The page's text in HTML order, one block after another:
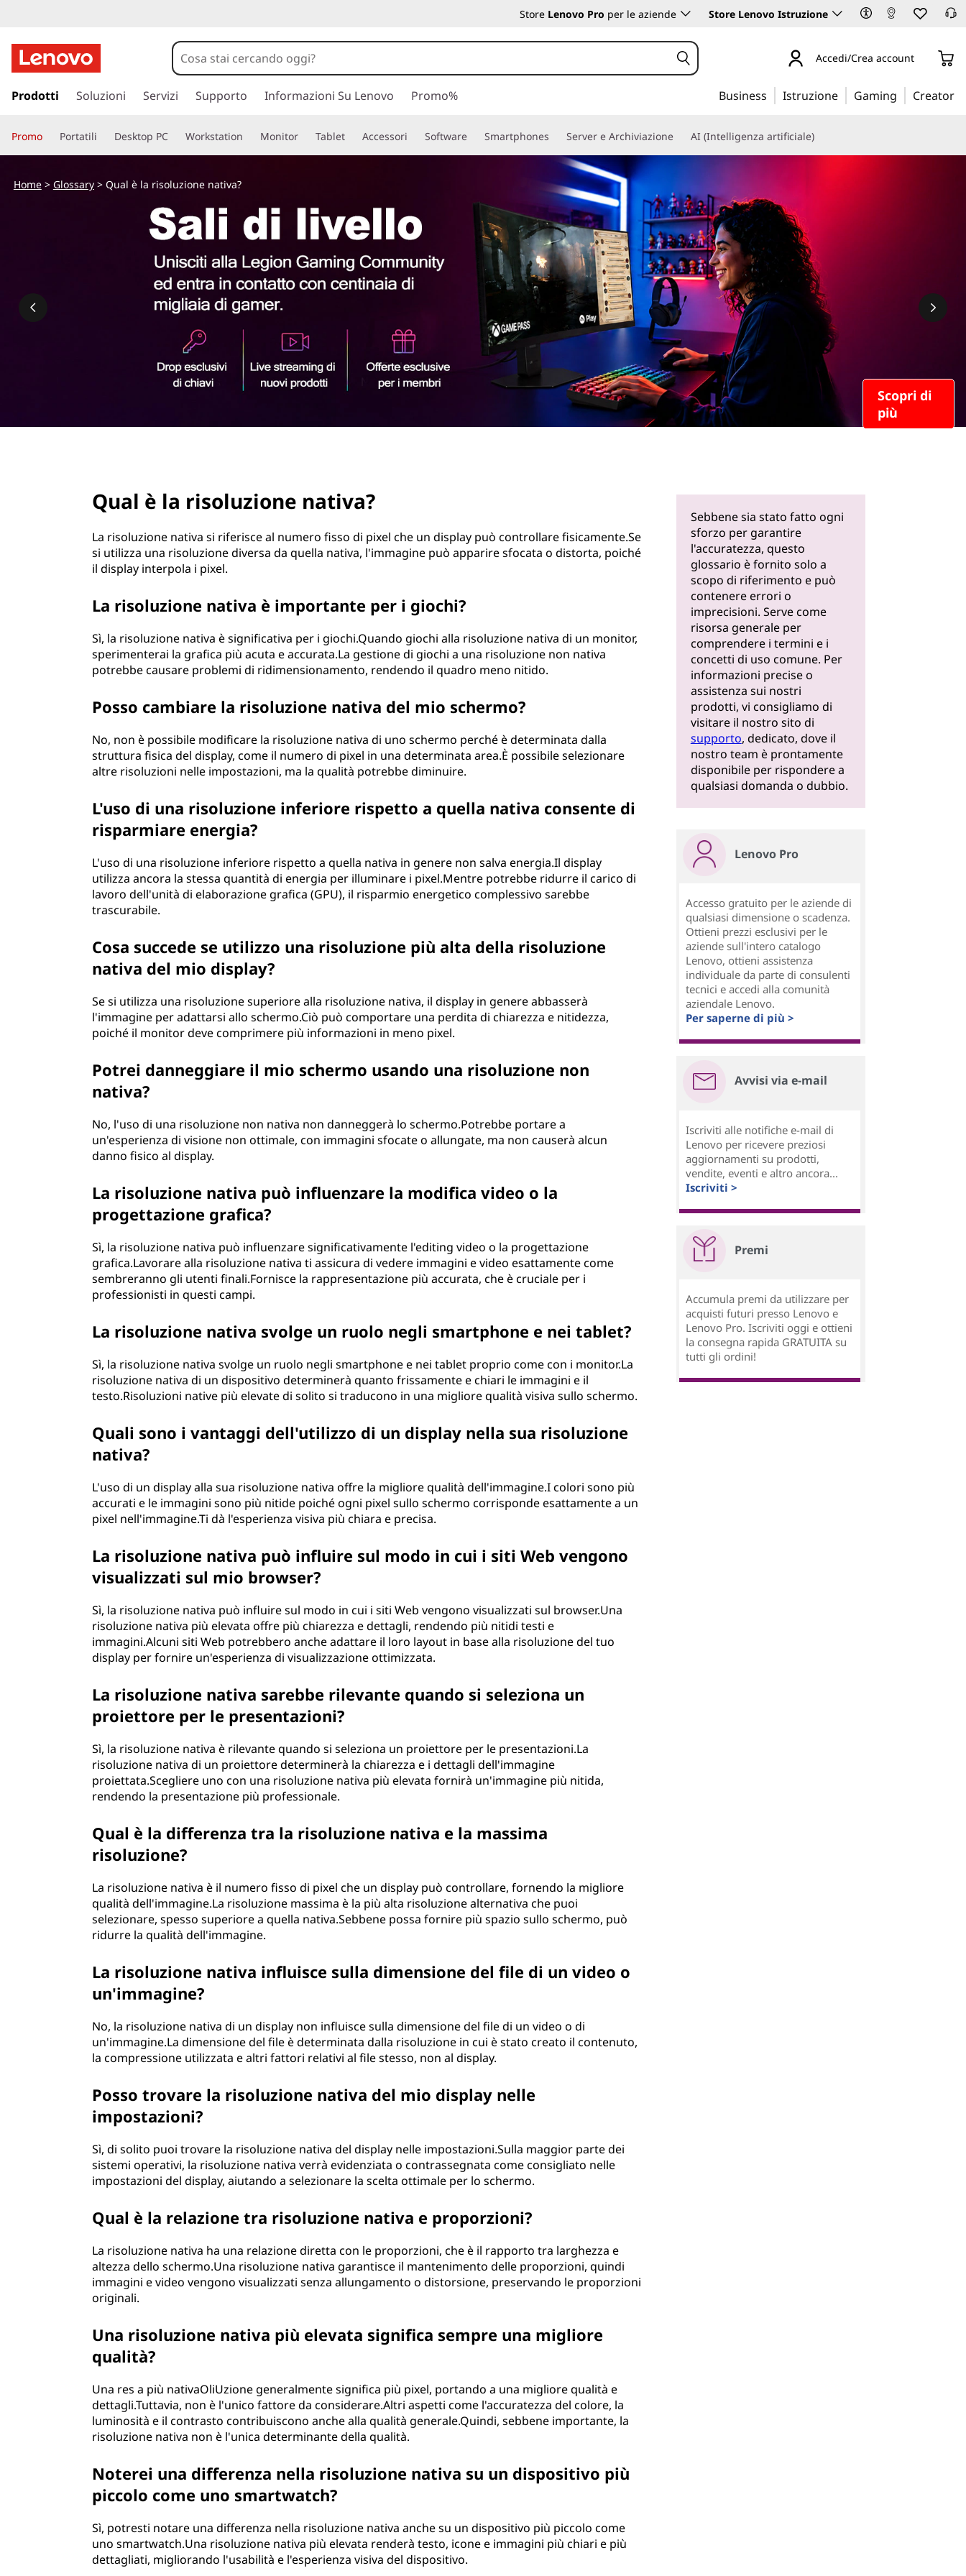
Store Lenovo Pro per le aziende Store Lenovo Istruzione
a
a
a
o
a
Accedi/Crea account
Prodotti Soluzioni Servizi Supporto Informazioni Su Lenovo Promo% Business Istruzione Gaming Creator
Promo Portatili Desktop PC Workstation Monitor Tablet Accessori Software Smartphones Server e Archiviazione AI (Intelligenza artificiale)
Scopri di
più
Home> Glossary> Qual è la risoluzione nativa?
Qual è la risoluzione nativa?
La risoluzione nativa si riferisce al numero fisso di pixel che un display può controllare fisicamente.Se
si utilizza una risoluzione diversa da quella nativa, l'immagine può apparire sfocata o distorta, poiché
il display interpola i pixel.
La risoluzione nativa è importante per i giochi?
Sì, la risoluzione nativa è significativa per i giochi.Quando giochi alla risoluzione nativa di un monitor,
sperimenterai la grafica più acuta e accurata.La gestione di giochi a una risoluzione non nativa
potrebbe causare problemi di ridimensionamento, rendendo il quadro meno nitido.
Posso cambiare la risoluzione nativa del mio schermo?
No, non è possibile modificare la risoluzione nativa di uno schermo perché è determinata dalla
struttura fisica del display, come il numero di pixel in una determinata area.È possibile selezionare
altre risoluzioni nelle impostazioni, ma la qualità potrebbe diminuire.
L'uso di una risoluzione inferiore rispetto a quella nativa consente di
risparmiare energia?
L'uso di una risoluzione inferiore rispetto a quella nativa in genere non salva energia.Il display
utilizza ancora la stessa quantità di energia per illuminare i pixel.Mentre potrebbe ridurre il carico di
lavoro dell'unità di elaborazione grafica (GPU), il risparmio energetico complessivo sarebbe
trascurabile.
Cosa succede se utilizzo una risoluzione più alta della risoluzione
nativa del mio display?
Se si utilizza una risoluzione superiore alla risoluzione nativa, il display in genere abbasserà
l'immagine per adattarsi allo schermo.Ciò può comportare una perdita di chiarezza e nitidezza,
poiché il monitor deve comprimere più informazioni in meno pixel.
Potrei danneggiare il mio schermo usando una risoluzione non
nativa?
No, l'uso di una risoluzione non nativa non danneggerà lo schermo.Potrebbe portare a
un'esperienza di visione non ottimale, con immagini sfocate o allungate, ma non causerà alcun
danno fisico al display.
La risoluzione nativa può influenzare la modifica video o la
progettazione grafica?
Sì, la risoluzione nativa può influenzare significativamente l'editing video o la progettazione
grafica.Lavorare alla risoluzione nativa ti assicura di vedere immagini e video esattamente come
sembreranno gli utenti finali.Fornisce la rappresentazione più accurata, che è cruciale per i
professionisti in questi campi.
La risoluzione nativa svolge un ruolo negli smartphone e nei tablet?
Sì, la risoluzione nativa svolge un ruolo negli smartphone e nei tablet proprio come con i monitor.La
risoluzione nativa di un dispositivo determinerà quanto frissamente e chiari le immagini e il
testo.Risoluzioni native più elevate di solito si traducono in una migliore qualità visiva sullo schermo.
Quali sono i vantaggi dell'utilizzo di un display nella sua risoluzione
nativa?
L'uso di un display alla sua risoluzione nativa offre la migliore qualità dell'immagine.I colori sono più
accurati e le immagini sono più nitide poiché ogni pixel sullo schermo corrisponde esattamente a un
pixel nell'immagine.Ti dà l'esperienza visiva più chiara e precisa.
La risoluzione nativa può influire sul modo in cui i siti Web vengono
visualizzati sul mio browser?
Sì, la risoluzione nativa può influire sul modo in cui i siti Web vengono visualizzati sul browser.Una
risoluzione nativa più elevata offre più chiarezza e dettagli, rendendo più nitidi testi e
immagini.Alcuni siti Web potrebbero anche adattare il loro layout in base alla risoluzione del tuo
display per fornire un'esperienza di visualizzazione ottimizzata.
La risoluzione nativa sarebbe rilevante quando si seleziona un
proiettore per le presentazioni?
Sì, la risoluzione nativa è rilevante quando si seleziona un proiettore per le presentazioni.La
risoluzione nativa di un proiettore determinerà la chiarezza e i dettagli dell'immagine
proiettata.Scegliere uno con una risoluzione nativa più elevata fornirà un'immagine più nitida,
rendendo la presentazione più professionale.
Qual è la differenza tra la risoluzione nativa e la massima
risoluzione?
La risoluzione nativa è il numero fisso di pixel che un display può controllare, fornendo la migliore
qualità dell'immagine.La risoluzione massima è la più alta risoluzione alternativa che puoi
selezionare, spesso superiore a quella nativa.Sebbene possa fornire più spazio sullo schermo, può
ridurre la qualità dell'immagine.
La risoluzione nativa influisce sulla dimensione del file di un video o
un'immagine?
No, la risoluzione nativa di un display non influisce sulla dimensione del file di un video o di
un'immagine.La dimensione del file è determinata dalla risoluzione in cui è stato creato il contenuto,
la compressione utilizzata e altri fattori relativi al file stesso, non al display.
Posso trovare la risoluzione nativa del mio display nelle
impostazioni?
Sì, di solito puoi trovare la risoluzione nativa del display nelle impostazioni.Sulla maggior parte dei
sistemi operativi, la risoluzione nativa verrà evidenziata o contrassegnata come consigliato nelle
impostazioni del display, aiutando a selezionare la scelta ottimale per lo schermo.
Qual è la relazione tra risoluzione nativa e proporzioni?
La risoluzione nativa ha una relazione diretta con le proporzioni, che è il rapporto tra larghezza e
altezza dello schermo.Una risoluzione nativa garantisce il mantenimento delle proporzioni, quindi
immagini e video vengono visualizzati senza allungamento o distorsione, preservando le proporzioni
originali.
Una risoluzione nativa più elevata significa sempre una migliore
qualità?
Una res a più nativaOliUzione generalmente significa più pixel, portando a una migliore qualità e
dettagli.Tuttavia, non è l'unico fattore da considerare.Altri aspetti come l'accuratezza del colore, la
luminosità e il contrasto contribuiscono anche alla qualità generale.Quindi, sebbene importante, la
risoluzione nativa non è l'unica determinante della qualità.
Noterei una differenza nella risoluzione nativa su un dispositivo più
piccolo come uno smartwatch?
Sì, potresti notare una differenza nella risoluzione nativa anche su un dispositivo più piccolo come
uno smartwatch.Una risoluzione nativa più elevata renderà testo, icone e immagini più chiari e più
dettagliati, migliorando l'usabilità e l'esperienza visiva del dispositivo.
Sebbene sia stato fatto ogni
sforzo per garantire
l'accuratezza, questo
glossario è fornito solo a
scopo di riferimento e può
contenere errori o
imprecisioni. Serve come
risorsa generale per
comprendere i termini e i
concetti di uso comune. Per
informazioni precise o
assistenza sui nostri
prodotti, vi consigliamo di
visitare il nostro sito di
supporto, dedicato, dove il
nostro team è prontamente
disponibile per rispondere a
qualsiasi domanda o dubbio.
Lenovo Pro
Accesso gratuito per le aziende di
qualsiasi dimensione o scadenza.
Ottieni prezzi esclusivi per le
aziende sull'intero catalogo
Lenovo, ottieni assistenza
individuale da parte di consulenti
tecnici e accedi alla comunità
aziendale Lenovo.
Per saperne di più >
Avvisi via e-mail
Iscriviti alle notifiche e-mail di
Lenovo per ricevere preziosi
aggiornamenti su prodotti,
vendite, eventi e altro ancora...
Iscriviti >
Premi
Accumula premi da utilizzare per
acquisti futuri presso Lenovo e
Lenovo Pro. Iscriviti oggi e ottieni
la consegna rapida GRATUITA su
tutti gli ordini!